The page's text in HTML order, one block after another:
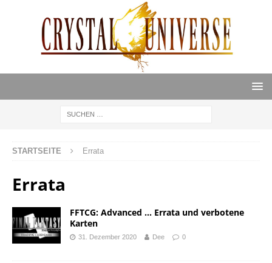
STARTSEITE Errata
Errata
FFTCG: Advanced … Errata und verbotene
Karten
31. Dezember 2020 Dee 0